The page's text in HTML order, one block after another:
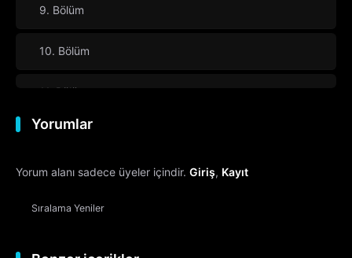
9. Bölüm
10. Bölüm
11. Bölüm
12. Bölüm
13. Bölüm
14. Bölüm
Yorumlar
Yorum alanı sadece üyeler içindir. Giriş, Kayıt
Sıralama Yeniler